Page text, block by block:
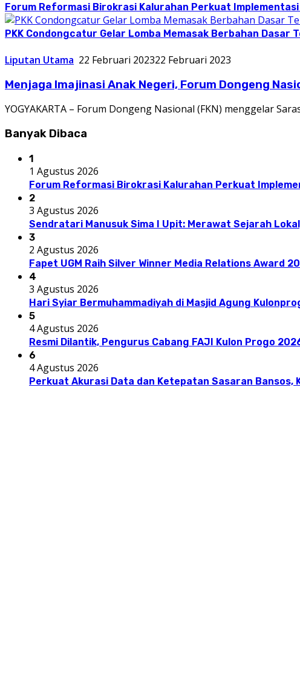
Forum Reformasi Birokrasi Kalurahan Perkuat
PKK Condongcatur Gelar Lomba Memasak Berbahan Dasar
Liputan Utama 22 Februari 202322 Februari 2023
Menjaga Imajinasi Anak Negeri, Forum Dongeng
YOGYAKARTA – Forum Dongeng Nasional (FKN) menggelar
Banyak Dibaca
1
1 Agustus 2026
Forum Reformasi Birokrasi Kalurahan Perkuat
2
3 Agustus 2026
Sendratari Manusuk Sima I Upit: Merawat Sejarah
3
2 Agustus 2026
Fapet UGM Raih Silver Winner Media Relations Award
4
3 Agustus 2026
Hari Syiar Bermuhammadiyah di Masjid Agung
5
4 Agustus 2026
Resmi Dilantik, Pengurus Cabang FAJI Kulon Progo
6
4 Agustus 2026
Perkuat Akurasi Data dan Ketepatan Sasaran